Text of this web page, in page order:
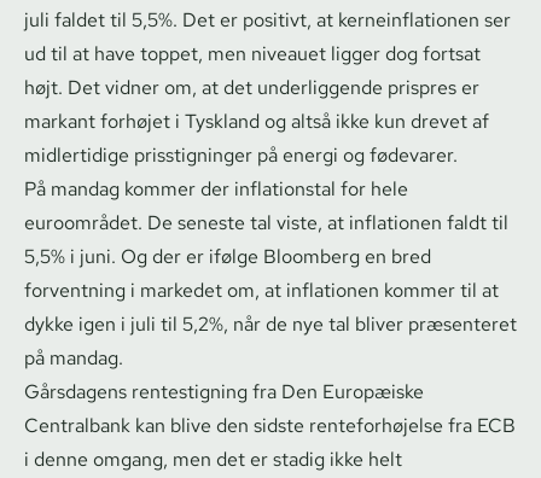
juli faldet til 5,5%. Det er positivt, at ker­ne­in­f­la­tio­nen ser
ud til at have toppet, men niveauet ligger dog fortsat
højt. Det vidner om, at det underliggende prispres er
markant forhøjet i Tyskland og altså ikke kun drevet af
midlertidige prisstigninger på energi og fødevarer.
På mandag kommer der inflationstal for hele
euroområdet. De seneste tal viste, at inflationen faldt til
5,5% i juni. Og der er ifølge Bloomberg en bred
forventning i markedet om, at inflationen kommer til at
dykke igen i juli til 5,2%, når de nye tal bliver præsenteret
på mandag.
Gårsdagens rentestigning fra Den Europæiske
Centralbank kan blive den sidste ren­te­for­hø­jel­se fra ECB
i denne omgang, men det er stadig ikke helt